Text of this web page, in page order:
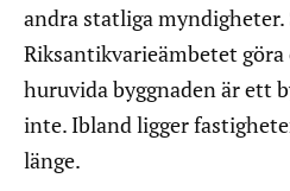
andra statliga myndigheter.
Riksantikvarieämbetet
huruvida byggnaden är ett
inte. Ibland ligger
länge.